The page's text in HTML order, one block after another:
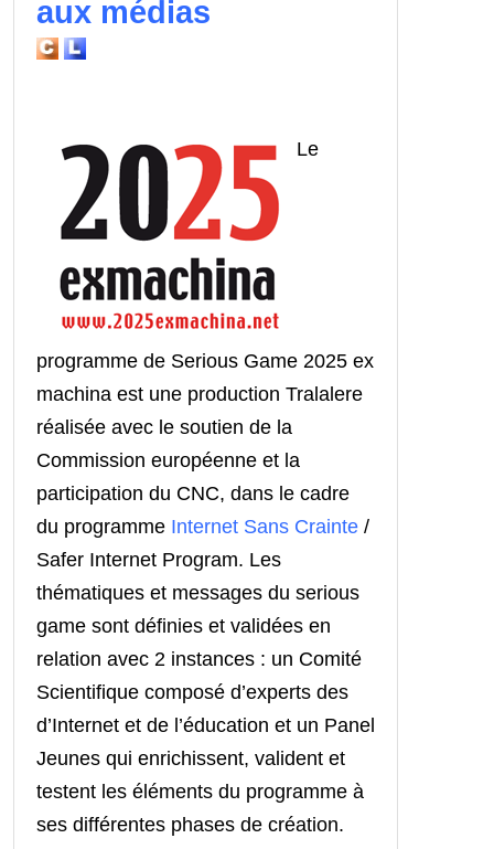
aux médias
Le
programme de Serious Game 2025 ex
machina est une production Tralalere
réalisée avec le soutien de la
Commission européenne et la
participation du CNC, dans le cadre
du programme Internet Sans Crainte /
Safer Internet Program. Les
thématiques et messages du serious
game sont définies et validées en
relation avec 2 instances : un Comité
Scientifique composé d’experts des
d’Internet et de l’éducation et un Panel
Jeunes qui enrichissent, valident et
testent les éléments du programme à
ses différentes phases de création.